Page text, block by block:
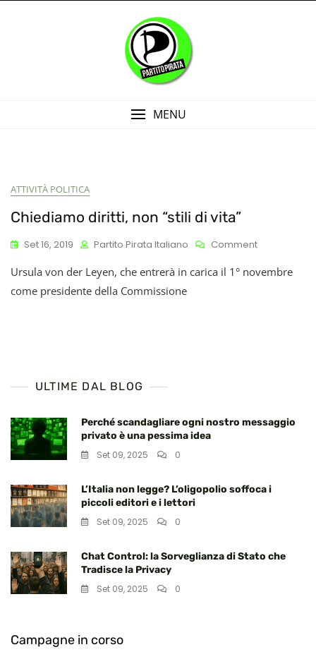
MENU
ATTIVITÀ POLITICA
Chiediamo diritti, non “stili di vita”
Set 16, 2019 Partito Pirata Italiano CommentOn
Diritti,
Ursula von der Leyen, che entrerà in carica il 1° novembre
come presidente della Commissione
ULTIME DAL BLOG
Perché scandagliare ogni nostro messaggio
privato è una pessima idea
Set 09, 2025
0
L’Italia non legge? L’oligopolio soffoca i
piccoli editori e i lettori
Set 09, 2025
0
Chat Control: la Sorveglianza di Stato che
Tradisce la Privacy
Set 09, 2025
0
Campagne in corso